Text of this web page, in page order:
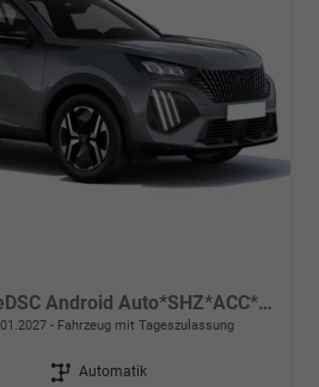
Allure HYBRID 145 eDSC Android Auto*SHZ*ACC*360°*Totwinkel*Klimaauto
Fahrzeug mit Tageszulassung
Getriebe Automatik